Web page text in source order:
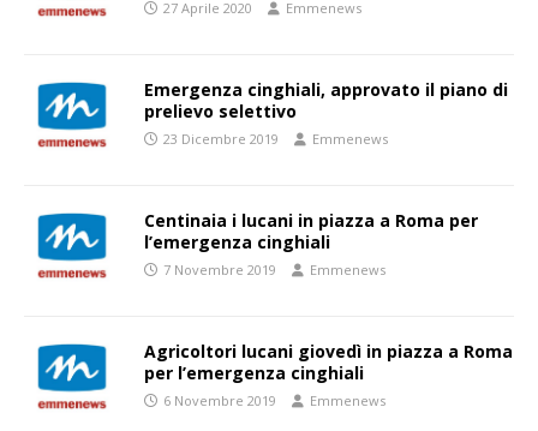
27 Aprile 2020 Emmenews
Emergenza cinghiali, approvato il piano di
prelievo selettivo
23 Dicembre 2019 Emmenews
Centinaia i lucani in piazza a Roma per
l’emergenza cinghiali
7 Novembre 2019 Emmenews
Agricoltori lucani giovedì in piazza a Roma
per l’emergenza cinghiali
6 Novembre 2019 Emmenews